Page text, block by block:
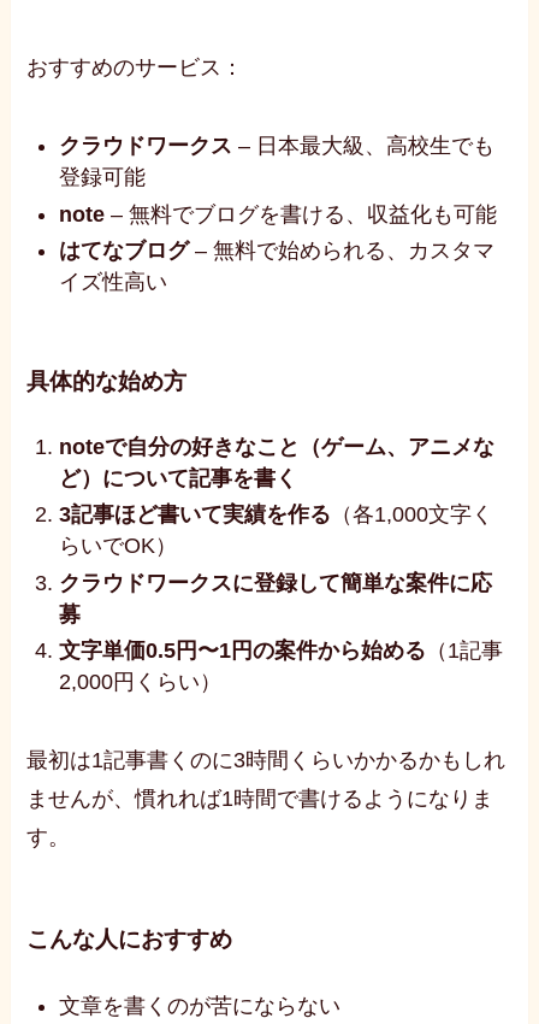
おすすめのサービス：
クラウドワークス – 日本最大級、高校生でも
登録可能
note – 無料でブログを書ける、収益化も可能
はてなブログ– 無料で始められる、カスタマ
イズ性高い
具体的な始め方
noteで自分の好きなこと（ゲーム、アニメな
ど）について記事を書く
3記事ほど書いて実績を作る （各1,000文字く
らいでOK）
クラウドワークスに登録して簡単な案件に応
募
文字単価0.5円〜1円の案件から始める （1記事
2,000円くらい）
最初は1記事書くのに3時間くらいかかるかもしれ
ませんが、慣れれば1時間で書けるようになりま
す。
こんな人におすすめ
文章を書くのが苦にならない